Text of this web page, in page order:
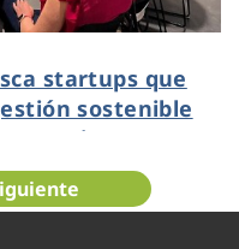
startups que
sostenible
y turismo